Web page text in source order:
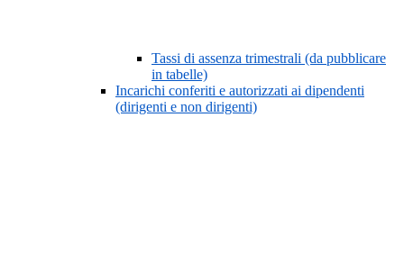
Tassi di assenza trimestrali (da pubblicare
in tabelle)
Incarichi conferiti e autorizzati ai dipendenti
(dirigenti e non dirigenti)